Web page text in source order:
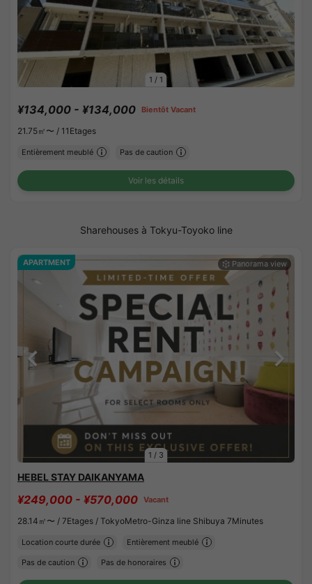
1 / 1
¥134,000 - ¥134,000 Bientôt Vacant
21.75㎡〜 / 11Etages
Entièrement meublé Pas de caution
Voir les détails
Sharehouses à Tokyu-Toyoko line
1 / 3
APARTMENT
HEBEL STAY DAIKANYAMA
¥249,000 - ¥570,000 Vacant
28.14㎡〜 / 7Etages / TokyoMetro-Ginza line Shibuya 7Minutes
Location courte durée Entièrement meublé
Pas de caution Pas de honoraires